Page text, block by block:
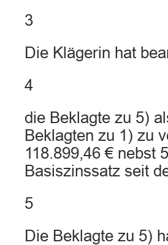
3
Die Klägerin hat
4
die Beklagte zu 5)
Beklagten zu 1) zu
118.899,46 € nebst
Basiszinssatz seit
5
Die Beklagte zu 5)